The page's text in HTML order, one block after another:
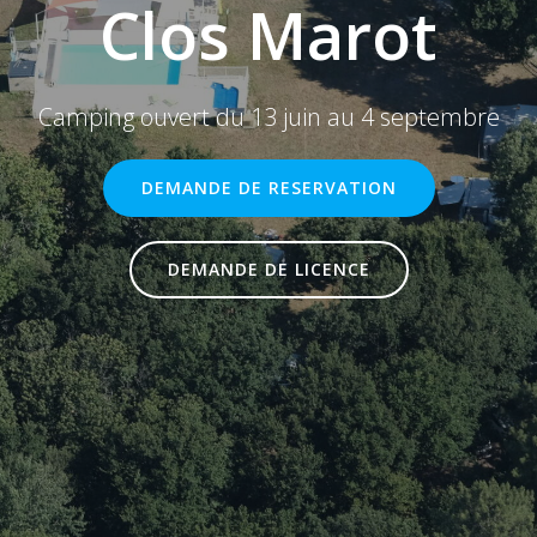
Clos Marot
Camping ouvert du 13 juin au 4 septembre
DEMANDE DE RESERVATION
DEMANDE DE LICENCE